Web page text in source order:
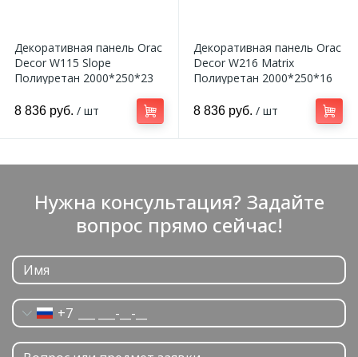
Декоративная панель Orac
Decor W115 Slope
Полиуретан 2000*250*23
8 836 руб. / шт
Декоративная панель Orac
Decor W216 Matrix
Полиуретан 2000*250*16
8 836 руб. / шт
Нужна консультация? Задайте
вопрос прямо сейчас!
+7